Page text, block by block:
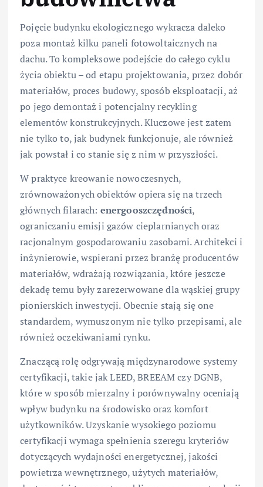
Pojęcie budynku ekologicznego wykracza daleko
poza montaż kilku paneli fotowoltaicznych na
dachu. To kompleksowe podejście do całego cyklu
życia obiektu – od etapu projektowania, przez dobór
materiałów, proces budowy, sposób eksploatacji, aż
po jego demontaż i potencjalny recykling
elementów konstrukcyjnych. Kluczowe jest zatem
nie tylko to, jak budynek funkcjonuje, ale również
jak powstał i co stanie się z nim w przyszłości.
W praktyce kreowanie nowoczesnych,
zrównoważonych obiektów opiera się na trzech
głównych filarach: energooszczędności,
ograniczaniu emisji gazów cieplarnianych oraz
racjonalnym gospodarowaniu zasobami. Architekci i
inżynierowie, wspierani przez branżę producentów
materiałów, wdrażają rozwiązania, które jeszcze
dekadę temu były zarezerwowane dla wąskiej grupy
pionierskich inwestycji. Obecnie stają się one
standardem, wymuszonym nie tylko przepisami, ale
również oczekiwaniami rynku.
Znaczącą rolę odgrywają międzynarodowe systemy
certyfikacji, takie jak LEED, BREEAM czy DGNB,
które w sposób mierzalny i porównywalny oceniają
wpływ budynku na środowisko oraz komfort
użytkowników. Uzyskanie wysokiego poziomu
certyfikacji wymaga spełnienia szeregu kryteriów
dotyczących wydajności energetycznej, jakości
powietrza wewnętrznego, użytych materiałów,